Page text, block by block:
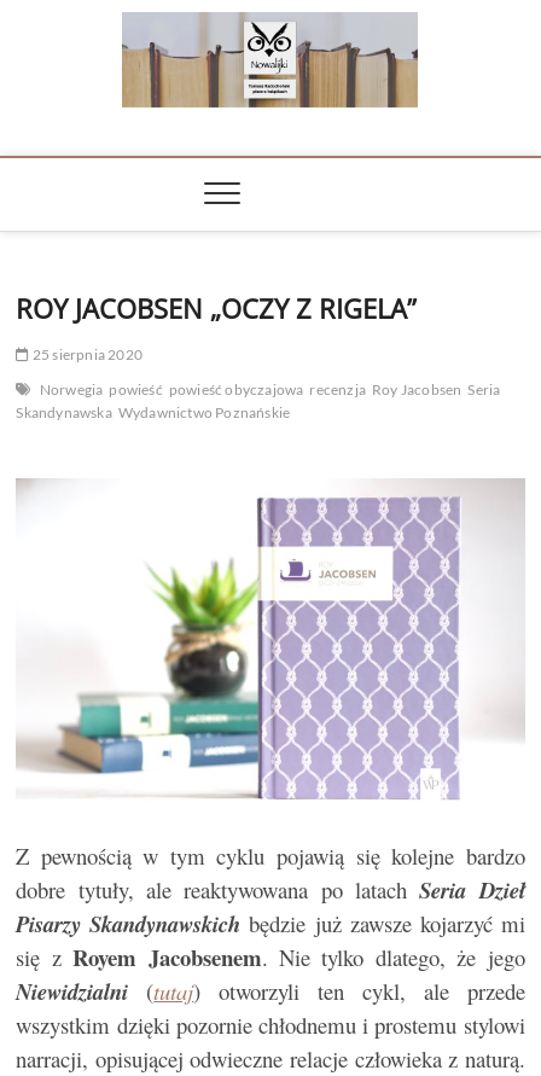
NOWALIJKI
ROY JACOBSEN „OCZY Z RIGELA”
25 sierpnia 2020
Norwegia powieść powieść obyczajowa recenzja Roy Jacobsen Seria
Skandynawska Wydawnictwo Poznańskie
Z pewnością w tym cyklu pojawią się kolejne bardzo
dobre tytuły, ale reaktywowana po latachSeria Dzieł
Pisarzy Skandynawskich będzie już zawsze kojarzyć mi
się zRoyem Jacobsenem. Nie tylko dlatego, że jego
Niewidzialni (tutaj) otworzyli ten cykl, ale przede
wszystkim dzięki pozornie chłodnemu i prostemu stylowi
narracji, opisującej odwieczne relacje człowieka z naturą.